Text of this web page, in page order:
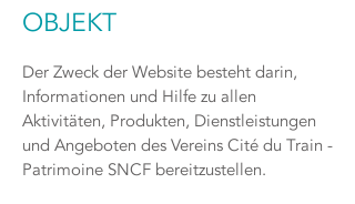
OBJEKT
Der Zweck der Website besteht darin,
Informationen und Hilfe zu allen
Aktivitäten, Produkten, Dienstleistungen
und Angeboten des Vereins Cité du Train -
Patrimoine SNCF bereitzustellen.